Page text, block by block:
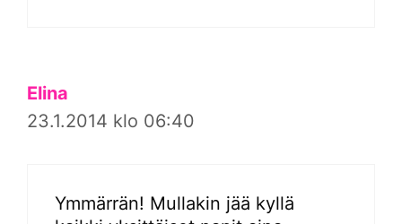
Elina
23.1.2014 klo 06:40
Ymmärrän! Mullakin jää kyllä